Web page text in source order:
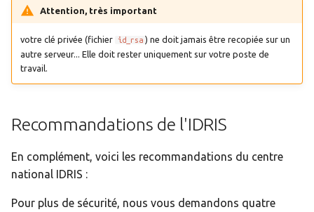
Attention, très important
votre clé privée (fichier id_rsa ) ne doit jamais être recopiée sur un
autre serveur... Elle doit rester uniquement sur votre poste de
travail.
Recommandations de l'IDRIS
En complément, voici les recommandations du centre
national IDRIS :
Pour plus de sécurité, nous vous demandons quatre